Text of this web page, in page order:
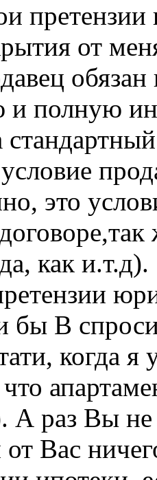
претензии
от
и полную
это
как и.т.д).
бы В
когда
А раз Вы
Вас